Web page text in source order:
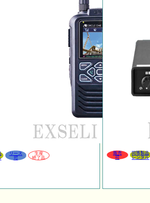
リース
可
生産
終了品
販売
可
同等製品
レンタル